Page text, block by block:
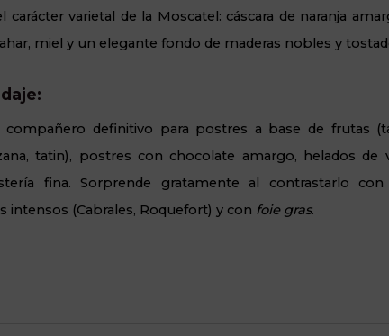
carácter varietal de la Moscatel: cáscara de naranja
miel y un elegante fondo de maderas nobles y
compañero definitivo para postres a base de frutas
tatin), postres con chocolate amargo, helados de
fina. Sorprende gratamente al contrastarlo con
intensos (Cabrales, Roquefort) y con foie gras.